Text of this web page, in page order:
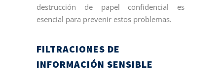
destrucción de papel confidencial es
esencial para prevenir estos problemas.
FILTRACIONES DE
INFORMACIÓN SENSIBLE